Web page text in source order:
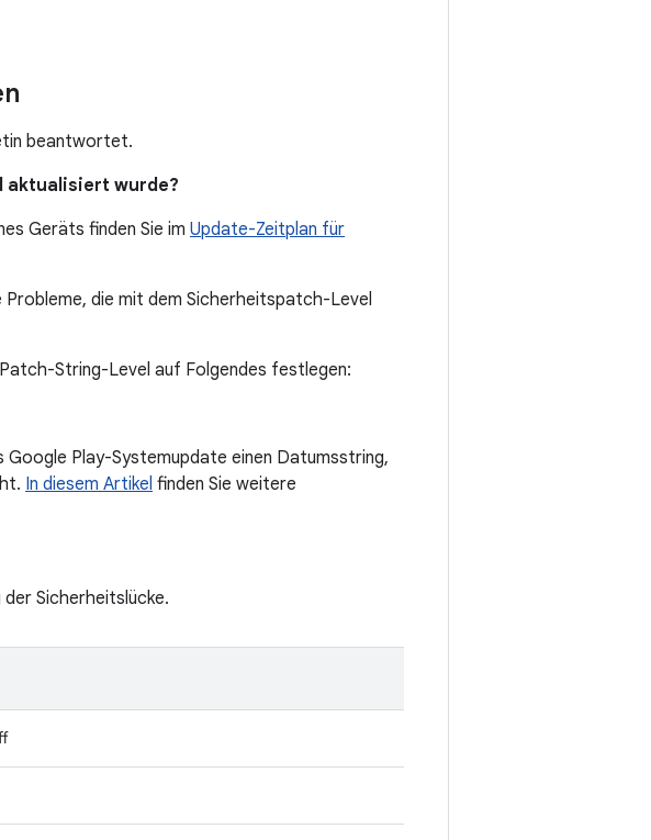
beantwortet.
aktualisiert wurde?
Geräts finden Sie im Update-Zeitplan für
die mit dem Sicherheitspatch-Level
String-Level auf Folgendes festlegen:
Play-Systemupdate einen Datumsstring,
In diesem Artikel finden Sie weitere
Sicherheitslücke.